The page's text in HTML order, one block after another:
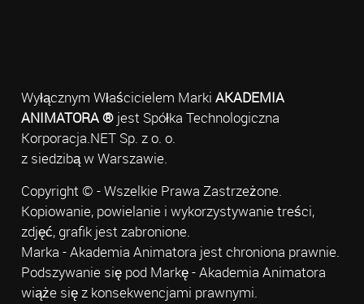
Wyłącznym Właścicielem Marki AKADEMIA
ANIMATORA ®jest Spółka Technologiczna
Korporacja.NET Sp. z o. o.
z siedzibą w Warszawie.
Copyright © - Wszelkie Prawa Zastrzeżone.
Kopiowanie, powielanie i wykorzystywanie treści,
zdjęć, grafik jest zabronione.
Marka - Akademia Animatora jest chroniona prawnie.
Podszywanie się pod Markę - Akademia Animatora
wiąże się z konsekwencjami prawnymi.